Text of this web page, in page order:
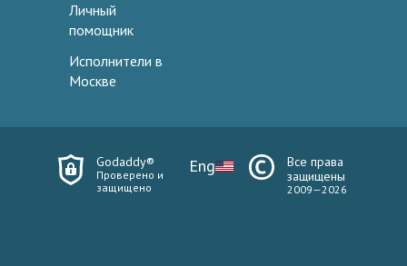
Личный
помощник
Исполнители в
Москве
Godaddy®
Проверено и
защищено
Eng
Все права
защищены
2009—2026